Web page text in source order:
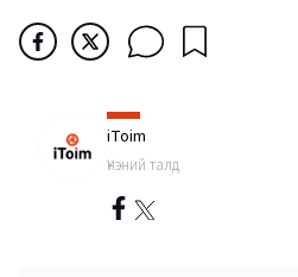
iToim
Үнэний талд